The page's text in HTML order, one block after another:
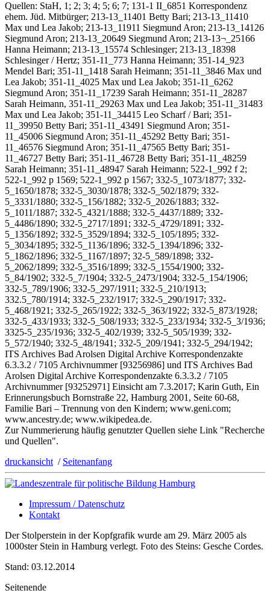
Quellen: StaH, 1; 2; 3; 4; 5; 6; 7; 131-1 II_6851 Korrespondenz
ehem. Jüd. Mitbürger; 213-13_11401 Betty Bari; 213-13_11410
Max und Lea Jakob; 213-13_11911 Siegmund Aron; 213-13_14126
Siegmund Aron; 213-13_20649 Siegmund Aron; 213-13¬_25166
Hanna Heimann; 213-13_15574 Schlesinger; 213-13_18398
Schlesinger / Hertz; 351-11_773 Hanna Heimann; 351-14_923
Mendel Bari; 351-11_1418 Sarah Heimann; 351-11_3846 Max und
Lea Jakob; 351-11_4025 Max und Lea Jakob; 351-11_6262
Siegmund Aron; 351-11_17239 Sarah Heimann; 351-11_28287
Sarah Heimann, 351-11_29263 Max und Lea Jakob; 351-11_31483
Max und Lea Jakob; 351-11_34415 Leo Scharf / Bari; 351-
11_39950 Betty Bari; 351-11_43491 Siegmund Aron; 351-
11_45006 Siegmund Aron; 351-11_45292 Betty Bari; 351-
11_46576 Siegmund Aron; 351-11_47565 Betty Bari; 351-
11_46727 Betty Bari; 351-11_46728 Betty Bari; 351-11_48259
Sarah Heimann; 351-11_48947 Sarah Heimann; 522-1_992 f 2;
522-1_992 p 1569; 522-1_992 p 1567; 332-5_1073/1877; 332-
5_1650/1878; 332-5_3030/1878; 332-5_502/1879; 332-
5_3331/1880; 332-5_156/1882; 332-5_2026/1883; 332-
5_1011/1887; 332-5_4321/1888; 332-5_4437/1889; 332-
5_4486/1890; 332-5_2717/1891; 332-5_4729/1891; 332-
5_1356/1892; 332-5_3529/1894; 332-5_105/1895; 332-
5_3034/1895; 332-5_1136/1896; 332-5_1394/1896; 332-
5_1862/1896; 332-5_1167/1897; 32-5_589/1898; 332-
5_2062/1899; 332-5_3516/1899; 332-5_1554/1900; 332-
5_84/1902; 332-5_7/1904; 332-5_2473/1904; 332-5_154/1906;
332-5_789/1906; 332-5_297/1911; 332-5_210/1913;
332.5_780/1914; 332-5_232/1917; 332-5_290/1917; 332-
5_468/1921; 332-5_265/1922; 332-5_363/1922; 332-5_873/1928;
332-5_433/1933; 332-5_508/1933; 332-5_233/1934; 332-5_3/1936;
3325-5_235/1936; 332-5_402/1939; 332-5_505/1939; 332-
5_572/1940; 332-5_48/1941; 332-5_209/1941; 332-5_294/1942;
ITS Archives Bad Arolsen Digital Archive Korrespondenzakte
6.3.3.2 / 7105 Archivnummer [93256986] und ITS Archives Bad
Arolsen Digital Archive Korrespondenzakte 6.3.3.2 / 7105
Archivnummer [93252971] Einsicht am 7.3.2017; Karin Guth, Ein
Erinnerungsbuch Bornstraße 22, Hamburg 2001, Seite 60-68,
Familie Bari – Trennung von den Kindern; www.geni.com;
www.ancestry.de; www.wikipedea.de.
Zur Nummerierung häufig genutzter Quellen siehe Link "Recherche
und Quellen".
druckansicht / Seitenanfang
Impressum / Datenschutz
Kontakt
Der Stolperstein in der Kopfgrafik wurde am 29. März 2005 als
1000ster Stein in Hamburg verlegt. Foto des Steins: Gesche Cordes.
Stand: 03.12.2014
Seitenende